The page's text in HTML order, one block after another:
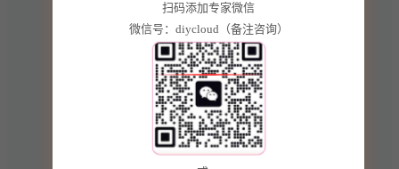
现象频发，业
主满意度低，
投诉率居高不
下。
品质巡检松
散，标准落地
困难 保洁、保
扫码添加专家微信
微信号：diycloud（备注咨询）